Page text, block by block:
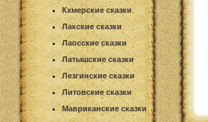
Кхмерские сказки
Лакские сказки
Лаосские сказки
Латышские сказки
Лезгинские сказки
Литовские сказки
Мавриканские сказки